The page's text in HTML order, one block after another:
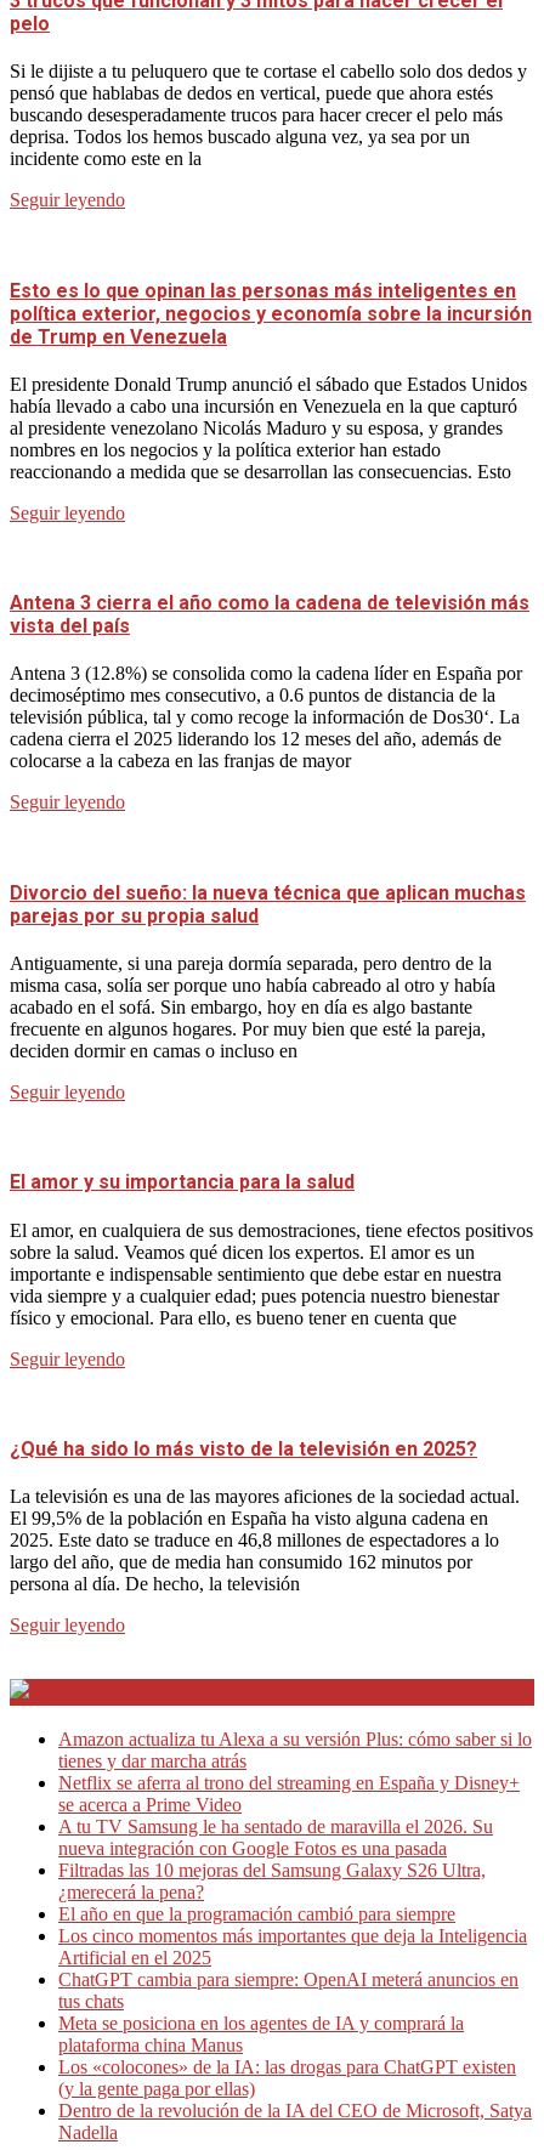
pelo
Si le dijiste a tu peluquero que te cortase el cabello solo dos dedos y
pensó que hablabas de dedos en vertical, puede que ahora estés
buscando desesperadamente trucos para hacer crecer el pelo más
deprisa. Todos los hemos buscado alguna vez, ya sea por un
incidente como este en la
Seguir leyendo
Esto es lo que opinan las personas más inteligentes en
política exterior, negocios y economía sobre la incursión
de Trump en Venezuela
El presidente Donald Trump anunció el sábado que Estados Unidos
había llevado a cabo una incursión en Venezuela en la que capturó
al presidente venezolano Nicolás Maduro y su esposa, y grandes
nombres en los negocios y la política exterior han estado
reaccionando a medida que se desarrollan las consecuencias. Esto
Seguir leyendo
Antena 3 cierra el año como la cadena de televisión más
vista del país
Antena 3 (12.8%) se consolida como la cadena líder en España por
decimoséptimo mes consecutivo, a 0.6 puntos de distancia de la
televisión pública, tal y como recoge la información de Dos30‘. La
cadena cierra el 2025 liderando los 12 meses del año, además de
colocarse a la cabeza en las franjas de mayor
Seguir leyendo
Divorcio del sueño: la nueva técnica que aplican muchas
parejas por su propia salud
Antiguamente, si una pareja dormía separada, pero dentro de la
misma casa, solía ser porque uno había cabreado al otro y había
acabado en el sofá. Sin embargo, hoy en día es algo bastante
frecuente en algunos hogares. Por muy bien que esté la pareja,
deciden dormir en camas o incluso en
Seguir leyendo
El amor y su importancia para la salud
El amor, en cualquiera de sus demostraciones, tiene efectos positivos
sobre la salud. Veamos qué dicen los expertos. El amor es un
importante e indispensable sentimiento que debe estar en nuestra
vida siempre y a cualquier edad; pues potencia nuestro bienestar
físico y emocional. Para ello, es bueno tener en cuenta que
Seguir leyendo
¿Qué ha sido lo más visto de la televisión en 2025?
La televisión es una de las mayores aficiones de la sociedad actual.
El 99,5% de la población en España ha visto alguna cadena en
2025. Este dato se traduce en 46,8 millones de espectadores a lo
largo del año, que de media han consumido 162 minutos por
persona al día. De hecho, la televisión
Seguir leyendo
Amazon actualiza tu Alexa a su versión Plus: cómo saber si lo
tienes y dar marcha atrás
Netflix se aferra al trono del streaming en España y Disney+
se acerca a Prime Video
A tu TV Samsung le ha sentado de maravilla el 2026. Su
nueva integración con Google Fotos es una pasada
Filtradas las 10 mejoras del Samsung Galaxy S26 Ultra,
¿merecerá la pena?
El año en que la programación cambió para siempre
Los cinco momentos más importantes que deja la Inteligencia
Artificial en el 2025
ChatGPT cambia para siempre: OpenAI meterá anuncios en
tus chats
Meta se posiciona en los agentes de IA y comprará la
plataforma china Manus
Los «colocones» de la IA: las drogas para ChatGPT existen
(y la gente paga por ellas)
Dentro de la revolución de la IA del CEO de Microsoft, Satya
Nadella